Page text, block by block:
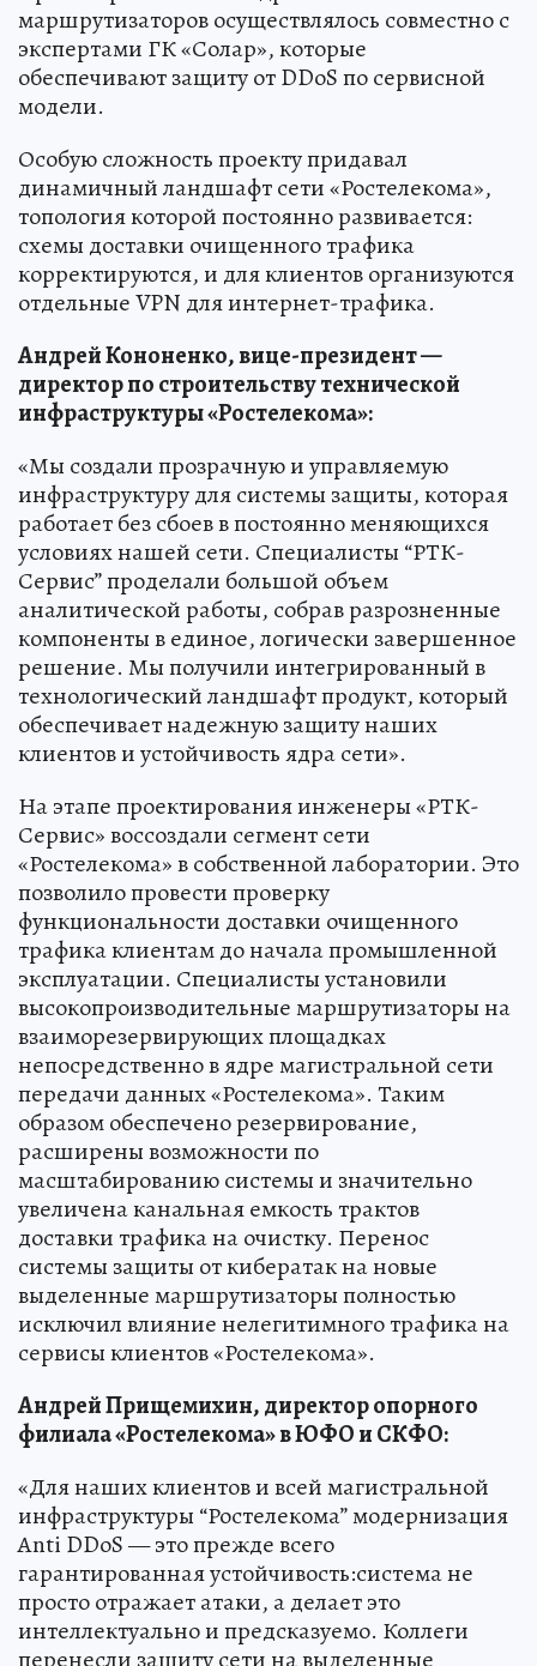
маршрутизаторов осуществлялось совместно с
экспертами ГК «Солар», которые
обеспечивают защиту от DDoS по сервисной
модели.
Особую сложность проекту придавал
динамичный ландшафт сети «Ростелекома»,
топология которой постоянно развивается:
схемы доставки очищенного трафика
корректируются, и для клиентов организуются
отдельные VPN для интернет-трафика.
Андрей Кононенко, вице-президент —
директор по строительству технической
инфраструктуры «Ростелекома»:
«Мы создали прозрачную и управляемую
инфраструктуру для системы защиты, которая
работает без сбоев в постоянно меняющихся
условиях нашей сети. Специалисты “РТК-
Сервис” проделали большой объем
аналитической работы, собрав разрозненные
компоненты в единое, логически завершенное
решение. Мы получили интегрированный в
технологический ландшафт продукт, который
обеспечивает надежную защиту наших
клиентов и устойчивость ядра сети».
На этапе проектирования инженеры «РТК-
Сервис» воссоздали сегмент сети
«Ростелекома» в собственной лаборатории. Это
позволило провести проверку
функциональности доставки очищенного
трафика клиентам до начала промышленной
эксплуатации. Специалисты установили
высокопроизводительные маршрутизаторы на
взаиморезервирующих площадках
непосредственно в ядре магистральной сети
передачи данных «Ростелекома». Таким
образом обеспечено резервирование,
расширены возможности по
масштабированию системы и значительно
увеличена канальная емкость трактов
доставки трафика на очистку. Перенос
системы защиты от кибератак на новые
выделенные маршрутизаторы полностью
исключил влияние нелегитимного трафика на
сервисы клиентов «Ростелекома».
Андрей Прищемихин, директор опорного
филиала «Ростелекома» в ЮФО и СКФО:
«Для наших клиентов и всей магистральной
инфраструктуры “Ростелекома” модернизация
Anti DDoS — это прежде всего
гарантированная устойчивость:система не
просто отражает атаки, а делает это
интеллектуально и предсказуемо. Коллеги
перенесли защиту сети на выделенные